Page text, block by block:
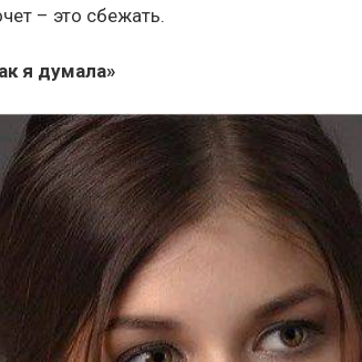
– это сбежать.
я думала»